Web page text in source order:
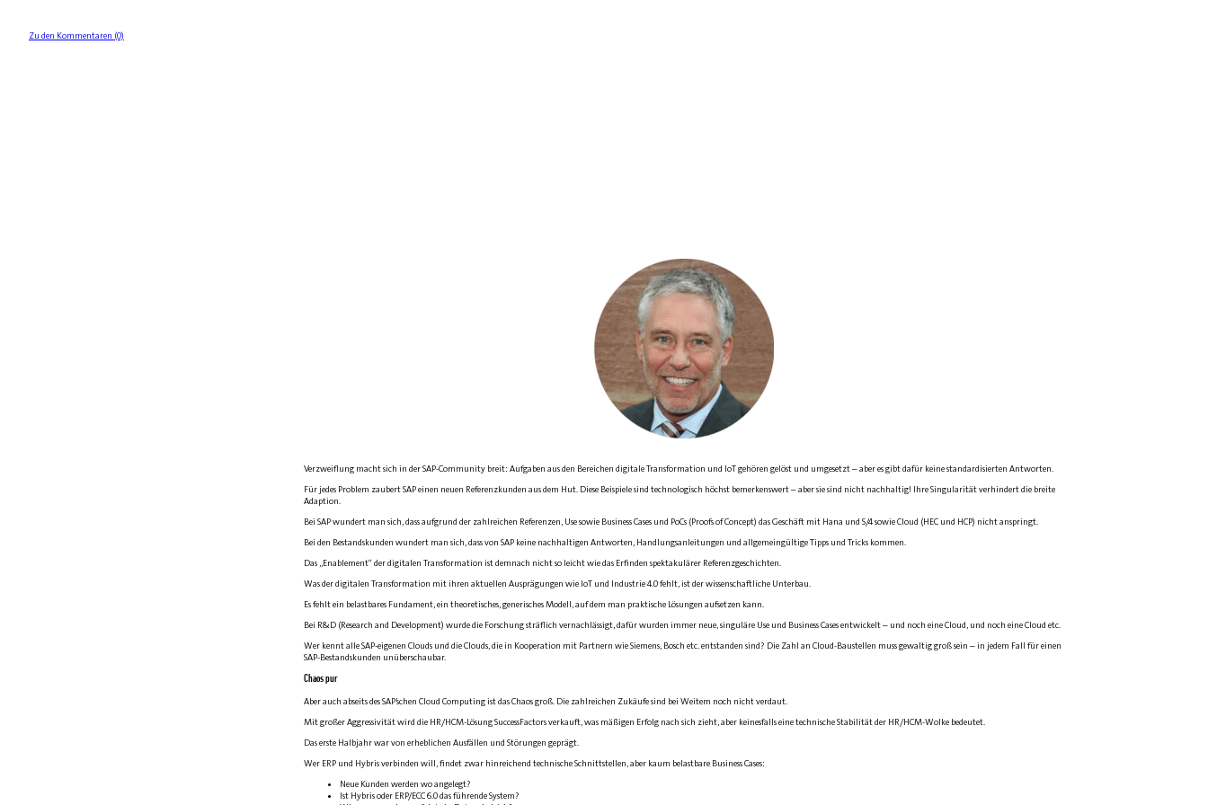
Zu den Kommentaren (0)
Verzweiflung macht sich in derSAP-Community breit: Aufgaben aus den Bereichen digitale Transformation und IoT gehören gelöst und umgesetzt – aber es gibt dafür keine standardisierten Antworten.
Für jedes Problem zaubertSAPeinen neuen Referenzkunden aus dem Hut. Diese Beispiele sind technologisch höchst bemerkenswert – aber sie sind nicht nachhaltig! Ihre Singularität verhindert die breite
Adaption.
Bei SAPwundert man sich, dass aufgrund der zahlreichen Referenzen, Use sowie Business Cases und PoCs (Proofs of Concept) das Geschäft mit Hana und S/4 sowie Cloud (HEC und HCP) nicht anspringt.
Bei den Bestandskunden wundert man sich, dass von SAP keine nachhaltigen Antworten, Handlungsanleitungen und allgemeingültige Tipps und Tricks kommen.
Das „Enablement“ der digitalen Transformation ist demnach nicht so leicht wie das Erfinden spektakulärer Referenzgeschichten.
Was der digitalen Transformation mit ihren aktuellen Ausprägungen wie IoT und Industrie 4.0 fehlt, ist der wissenschaftliche Unterbau.
Es fehlt ein belastbares Fundament, ein theoretisches, generisches Modell, auf dem man praktische Lösungen aufsetzen kann.
Bei R&D (Research and Development) wurde die Forschung sträflich vernachlässigt, dafür wurden immer neue, singuläre Use und Business Cases entwickelt – und noch eine Cloud, und noch eine Cloud etc.
Wer kennt alleSAP-eigenen Clouds und die Clouds, die in Kooperation mit Partnern wieSiemens, Bosch etc. entstanden sind? Die Zahl an Cloud-Baustellen muss gewaltig groß sein – in jedem Fall für einen
SAP-Bestandskunden unüberschaubar.
Chaos pur
Aber auch abseits desSAP’schen Cloud Computing ist das Chaos groß. Die zahlreichen Zukäufe sind bei Weitem noch nicht verdaut.
Mit großer Aggressivität wird die HR/HCM-Lösung SuccessFactors verkauft, was mäßigen Erfolg nach sich zieht, aber keinesfalls eine technische Stabilität der HR/HCM-Wolke bedeutet.
Das erste Halbjahr war von erheblichen Ausfällen und Störungen geprägt.
Wer ERP und Hybris verbinden will, findet zwar hinreichend technische Schnittstellen, aber kaum belastbare Business ­Cases:
Neue Kunden werden wo angelegt?
Ist Hybris oder ERP/ECC6.0 das führende System?